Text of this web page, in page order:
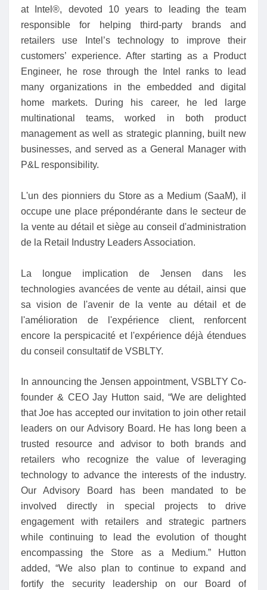
at Intel®, devoted 10 years to leading the team
responsible for helping third-party brands and
retailers use Intel’s technology to improve their
customers’ experience. After starting as a Product
Engineer, he rose through the Intel ranks to lead
many organizations in the embedded and digital
home markets. During his career, he led large
multinational teams, worked in both product
management as well as strategic planning, built new
businesses, and served as a General Manager with
P&L responsibility.
L'un des pionniers du Store as a Medium (SaaM), il
occupe une place prépondérante dans le secteur de
la vente au détail et siège au conseil d'administration
de la Retail Industry Leaders Association.
La longue implication de Jensen dans les
technologies avancées de vente au détail, ainsi que
sa vision de l'avenir de la vente au détail et de
l'amélioration de l'expérience client, renforcent
encore la perspicacité et l'expérience déjà étendues
du conseil consultatif de VSBLTY.
In announcing the Jensen appointment, VSBLTY Co-
founder & CEO Jay Hutton said, “We are delighted
that Joe has accepted our invitation to join other retail
leaders on our Advisory Board. He has long been a
trusted resource and advisor to both brands and
retailers who recognize the value of leveraging
technology to advance the interests of the industry.
Our Advisory Board has been mandated to be
involved directly in special projects to drive
engagement with retailers and strategic partners
while continuing to lead the evolution of thought
encompassing the Store as a Medium.” Hutton
added, “We also plan to continue to expand and
fortify the security leadership on our Board of